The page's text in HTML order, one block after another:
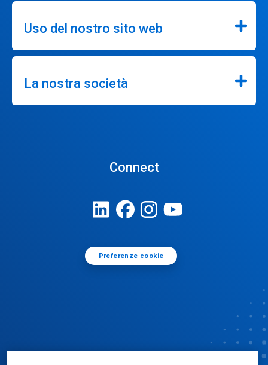
Uso del nostro sito web
La nostra società
Connect
Preferenze cookie